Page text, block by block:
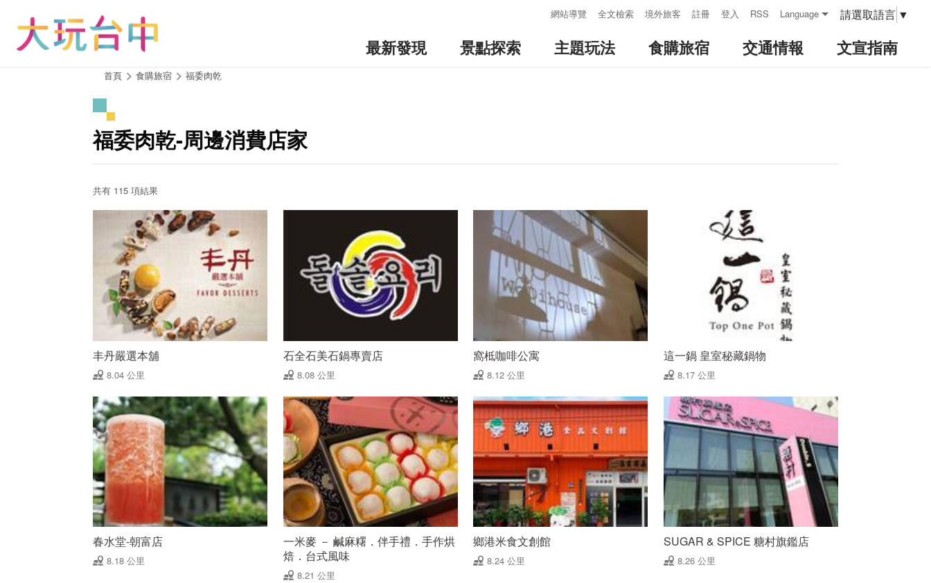
網站導覽 全文檢索 境外旅客 註冊 登入 RSS Language 請選取語言 ▼
最新發現 景點探索 主題玩法 食購旅宿 交通情報 文宣指南
首頁 食購旅宿 福委肉乾
福委肉乾-周邊消費店家
共有 115 項結果
丰丹嚴選本舖
8.04 公里
石全石美石鍋專賣店
8.08 公里
窩柢咖啡公寓
8.12 公里
這一鍋 皇室秘藏鍋物
8.17 公里
春水堂-朝富店
8.18 公里
一米麥 － 鹹麻糬．伴手禮．手作烘
焙．台式風味
8.21 公里
鄉港米食文創館
8.24 公里
SUGAR & SPICE 糖村旗鑑店
8.26 公里